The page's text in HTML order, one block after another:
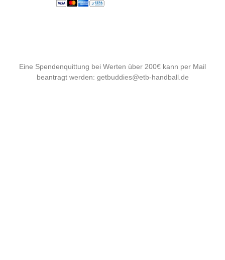
Eine Spendenquittung bei Werten über 200€ kann per Mail
beantragt werden: getbuddies@etb-handball.de